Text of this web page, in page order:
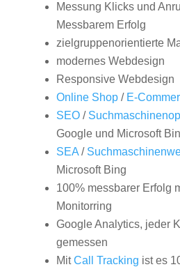
Messung Klicks und
Messbarem Erfolg
zielgruppenorientierte
modernes Webdesign
Responsive Webdesign
Online Shop/ E-
SEO/
Google und Microsoft
SEA/
Microsoft Bing
100% messbarer Erfolg
Monitorring
Google Analytics, jeder
gemessen
MitCall Tracking ist es